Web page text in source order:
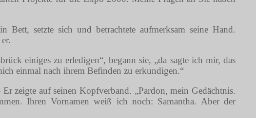
Bett, setzte sich und betrachtete aufmerksam seine Hand.
einiges zu erledigen“, begann sie, „da sagte ich mir, das
einmal nach ihrem Befinden zu erkundigen.“
zeigte auf seinen Kopfverband. „Pardon, mein Gedächtnis.
Ihren Vornamen weiß ich noch: Samantha. Aber der